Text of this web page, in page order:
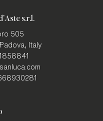
s.r.l.
505
Italy